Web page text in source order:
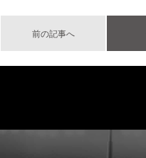
前の記事へ